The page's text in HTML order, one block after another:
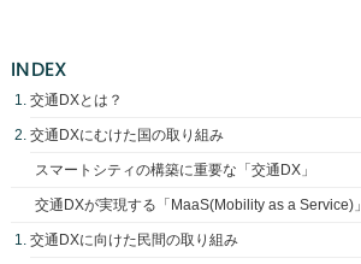
INDEX
交通DXとは？
交通DXにむけた国の取り組み
スマートシティの構築に重要な「交通DX」
交通DXが実現する「MaaS(Mobility as a Service)」
交通DXに向けた民間の取り組み